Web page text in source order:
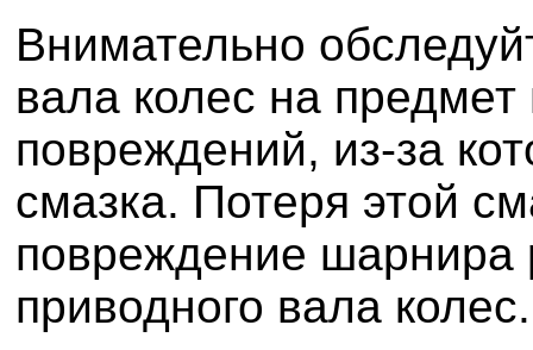
Внимательно
вала колес на
повреждений, из-за
смазка. Потеря этой
повреждение шарнира
приводного вала колес.